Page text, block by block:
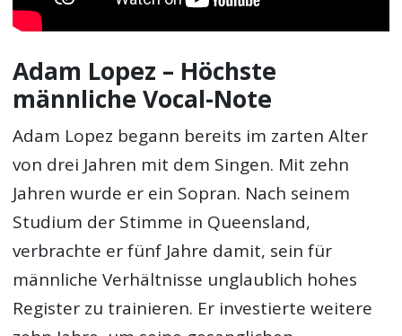
Adam Lopez – Höchste
männliche Vocal-Note
Adam Lopez begann bereits im zarten Alter
von drei Jahren mit dem Singen. Mit zehn
Jahren wurde er ein Sopran. Nach seinem
Studium der Stimme in Queensland,
verbrachte er fünf Jahre damit, sein für
männliche Verhältnisse unglaublich hohes
Register zu trainieren. Er investierte weitere